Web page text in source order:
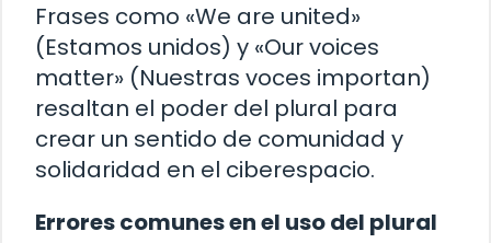
Frases como «We are united»
(Estamos unidos) y «Our voices
matter» (Nuestras voces importan)
resaltan el poder del plural para
crear un sentido de comunidad y
solidaridad en el ciberespacio.
Errores comunes en el uso del plural